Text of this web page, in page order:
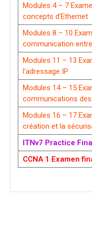
Modules 4 – 7
concepts d’Ethernet
Modules 8 – 10
communication
Modules 11 – 13
l’adressage IP
Modules 14 – 15
communications
Modules 16 – 17
création et la
ITNv7 Practice
CCNA 1 Examen